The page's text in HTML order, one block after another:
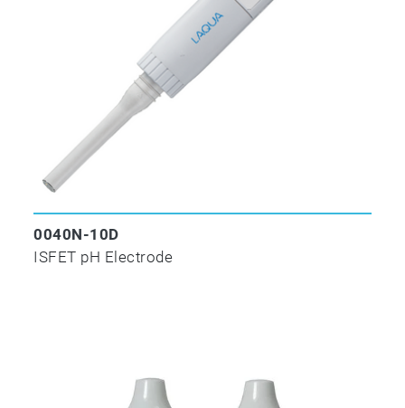
0040N-10D
ISFET pH Electrode